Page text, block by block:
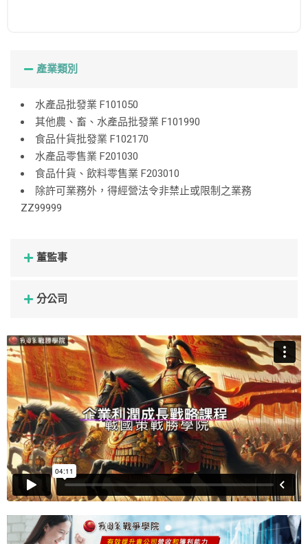
產業類別
水產品批發業 F101050
其他農、畜、水產品批發業 F101990
食品什貨批發業 F102170
水產品零售業 F201030
食品什貨、飲料零售業 F203010
除許可業務外，得經營法令非禁止或限制之業務
ZZ99999
董監事
分公司